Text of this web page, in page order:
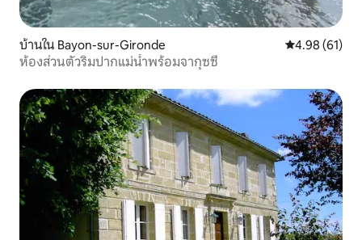
บ้านใน Bayon-sur-Gironde คะแนนเฉลี่ย
4.98 (61)
ห้องส่วนตัวริมปากแม่น้ำพร้อมจากุซซี่